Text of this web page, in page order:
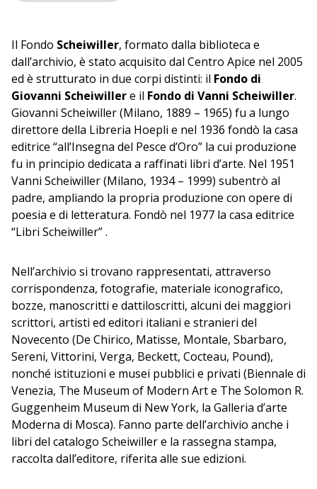
Il Fondo Scheiwiller, formato dalla biblioteca e
dall’archivio, è stato acquisito dal Centro Apice nel 2005
ed è strutturato in due corpi distinti: il Fondo di
Giovanni Scheiwillere il Fondo di Vanni Scheiwiller.
Giovanni Scheiwiller (Milano, 1889 – 1965) fu a lungo
direttore della Libreria Hoepli e nel 1936 fondò la casa
editrice “all’Insegna del Pesce d’Oro” la cui produzione
fu in principio dedicata a raffinati libri d’arte. Nel 1951
Vanni Scheiwiller (Milano, 1934 – 1999) subentrò al
padre, ampliando la propria produzione con opere di
poesia e di letteratura. Fondò nel 1977 la casa editrice
“Libri Scheiwiller” .
Nell’archivio si trovano rappresentati, attraverso
corrispondenza, fotografie, materiale iconografico,
bozze, manoscritti e dattiloscritti, alcuni dei maggiori
scrittori, artisti ed editori italiani e stranieri del
Novecento (De Chirico, Matisse, Montale, Sbarbaro,
Sereni, Vittorini, Verga, Beckett, Cocteau, Pound),
nonché istituzioni e musei pubblici e privati (Biennale di
Venezia, The Museum of Modern Art e The Solomon R.
Guggenheim Museum di New York, la Galleria d’arte
Moderna di Mosca). Fanno parte dell’archivio anche i
libri del catalogo Scheiwiller e la rassegna stampa,
raccolta dall’editore, riferita alle sue edizioni.